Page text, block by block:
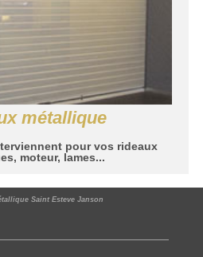
métallique
pour vos rideaux
moteur, lames...
Saint Esteve Janson